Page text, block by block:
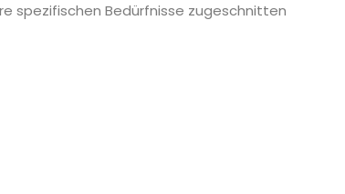
spezifischen Bedürfnisse zugeschnitten